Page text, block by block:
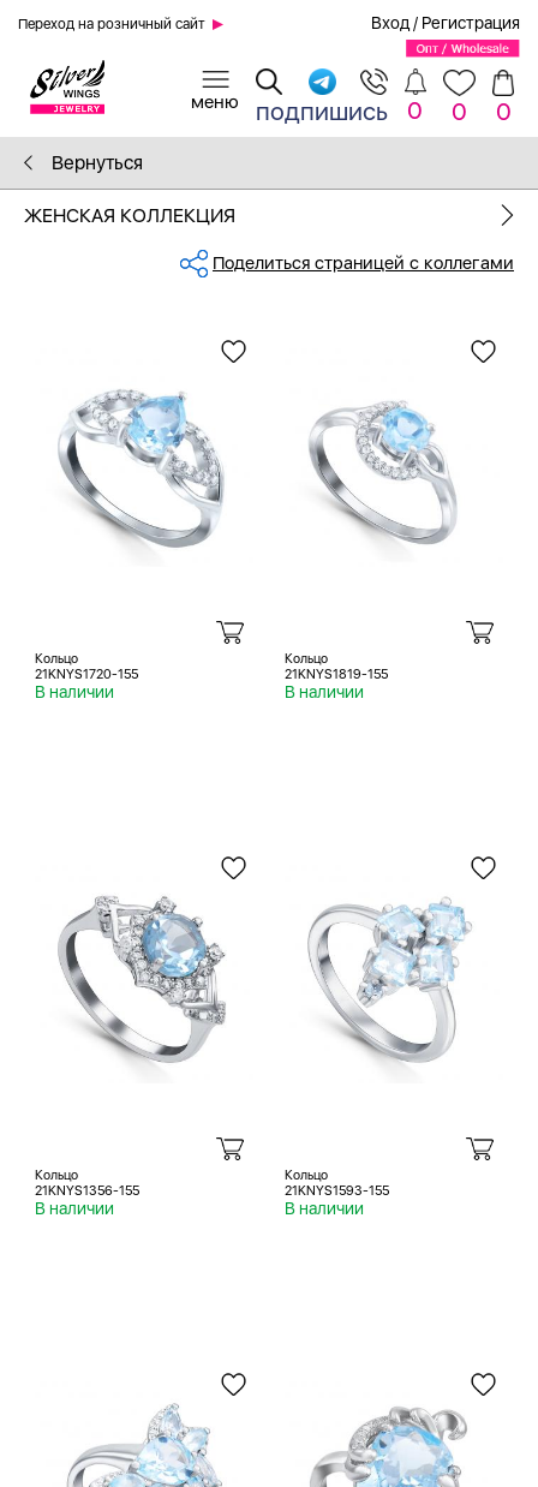
Переход на розничный сайт Вход / Регистрация
подпишись 0 0 0
Вернуться
ЖЕНСКАЯ КОЛЛЕКЦИЯ
Поделиться страницей с коллегами
Кольцо
21KNYS1720-155
В наличии
Кольцо
21KNYS1819-155
В наличии
Кольцо
21KNYS1356-155
В наличии
Кольцо
21KNYS1593-155
В наличии